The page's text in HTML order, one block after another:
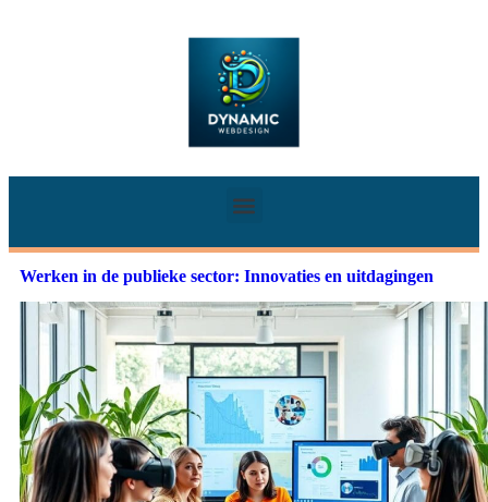
Werken in de publieke sector: Innovaties en uitdagingen